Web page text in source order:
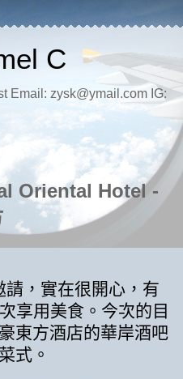
C
Email: zysk@ymail.com IG:
Oriental Hotel -
請，實在很開心，有
享用美食。今次的目
東方酒店的華岸酒吧
式。